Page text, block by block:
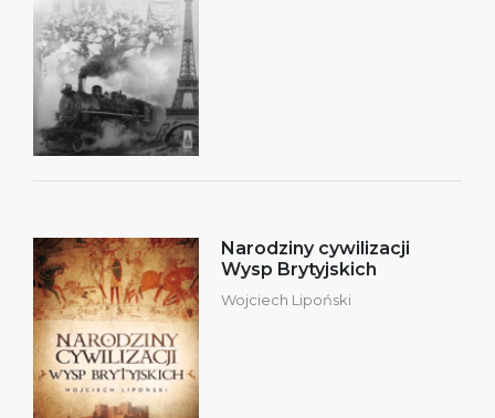
Narodziny cywilizacji
Wysp Brytyjskich
Wojciech Lipoński